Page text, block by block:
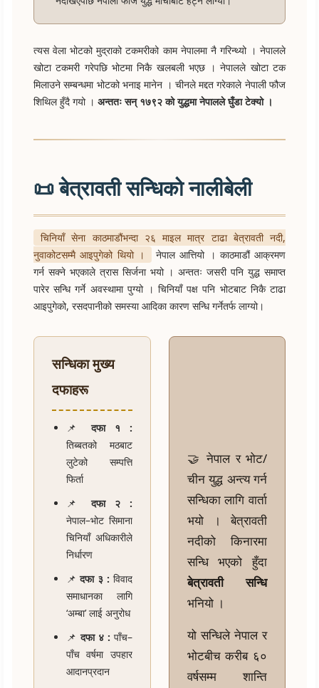
त्यस वेला भोटको मुद्राको टकमरीको काम नेपालमा नै गरिन्थ्यो । नेपालले
खोटा टकमरी गरेपछि भोटमा निकै खलबली भएछ । नेपालले खोटा टक
मिलाउने सम्बन्धमा भोटको भनाइ मानेन । चीनले मद्दत गरेकाले नेपाली फौज
शिथिल हुँदै गयो । अन्ततः सन् १७९२ को युद्धमा नेपालले घुँडा टेक्यो ।
📜 बेत्रावती सन्धिको नालीबेली
चिनियाँ सेना काठमाडौंभन्दा २६ माइल मात्र टाढा बेत्रावती नदी,
नुवाकोटसम्मै आइपुगेको थियो ।
नेपाल आत्तियो । काठमाडौं आक्रमण
गर्न सक्ने भएकाले त्रास सिर्जना भयो । अन्ततः जसरी पनि युद्ध समाप्त
पारेर सन्धि गर्ने अवस्थामा पुग्यो । चिनियाँ पक्ष पनि भोटबाट निकै टाढा
आइपुगेको, रसदपानीको समस्या आदिका कारण सन्धि गर्नेतर्फ लाग्यो।
सन्धिका मुख्य
दफाहरू
📌दफा १ :
तिब्बतको मठबाट
लुटेको सम्पत्ति
फिर्ता
📌दफा २ :
नेपाल–भोट सिमाना
चिनियाँ अधिकारीले
निर्धारण
📌दफा ३ : विवाद
समाधानका लागि
‘अम्बा’ लाई अनुरोध
📌दफा ४ : पाँच–
पाँच वर्षमा उपहार
आदानप्रदान
🤝 नेपाल र भोट/
चीन युद्ध अन्त्य गर्न
सन्धिका लागि वार्ता
भयो । बेत्रावती
नदीको किनारमा
सन्धि भएको हुँदा
बेत्रावती सन्धि
भनियो ।
यो सन्धिले नेपाल र
भोटबीच करीब ६०
वर्षसम्म शान्ति